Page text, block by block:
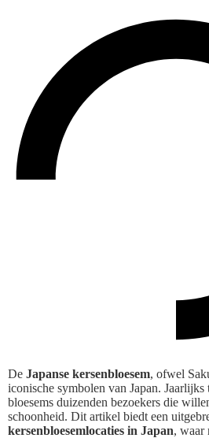
De Japanse kersenbloesem, ofwel
iconische symbolen van Japan. Jaarlijks
bloesems duizenden bezoekers die
schoonheid. Dit artikel biedt een
kersenbloesemlocaties in Japan, waar